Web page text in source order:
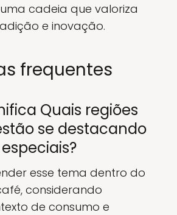
cadeia que valoriza
e inovação.
frequentes
Quais regiões
se destacando
esse tema dentro do
considerando
de consumo e